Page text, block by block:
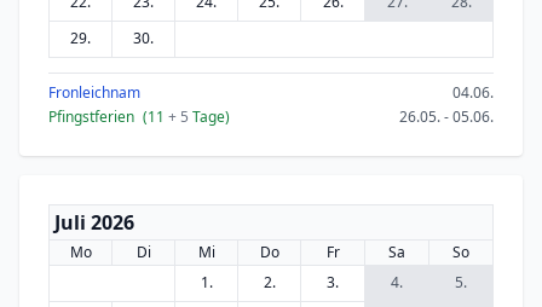
29.
30.
Fronleichnam
04.06.
Pfingstferien (11 + 5 Tage) 26.05. - 05.06.
Juli 2026
Mo Di Mi Do Fr Sa
So
1.
2. 3. 4.
5.